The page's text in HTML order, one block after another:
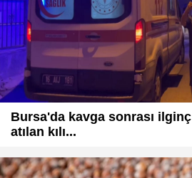
Bursa'da kavga sonrası
atılan kılı...